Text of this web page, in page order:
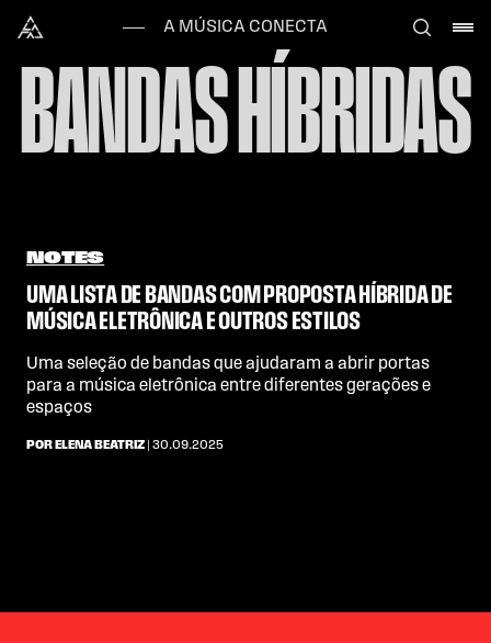
Alataj
A MÚSICA CONECTA
BANDAS HÍBRIDAS
NOTES
UMA LISTA DE BANDAS COM PROPOSTA HÍBRIDA DE
MÚSICA ELETRÔNICA E OUTROS ESTILOS
Uma seleção de bandas que ajudaram a abrir portas
para a música eletrônica entre diferentes gerações e
espaços
POR ELENA BEATRIZ | 30.09.2025